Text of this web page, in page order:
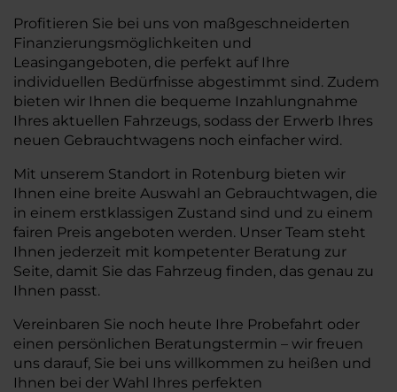
Profitieren Sie bei uns von maßgeschneiderten
Finanzierungsmöglichkeiten und
Leasingangeboten, die perfekt auf Ihre
individuellen Bedürfnisse abgestimmt sind. Zudem
bieten wir Ihnen die bequeme Inzahlungnahme
Ihres aktuellen Fahrzeugs, sodass der Erwerb Ihres
neuen Gebrauchtwagens noch einfacher wird.
Mit unserem Standort in Rotenburg bieten wir
Ihnen eine breite Auswahl an Gebrauchtwagen, die
in einem erstklassigen Zustand sind und zu einem
fairen Preis angeboten werden. Unser Team steht
Ihnen jederzeit mit kompetenter Beratung zur
Seite, damit Sie das Fahrzeug finden, das genau zu
Ihnen passt.
Vereinbaren Sie noch heute Ihre Probefahrt oder
einen persönlichen Beratungstermin – wir freuen
uns darauf, Sie bei uns willkommen zu heißen und
Ihnen bei der Wahl Ihres perfekten